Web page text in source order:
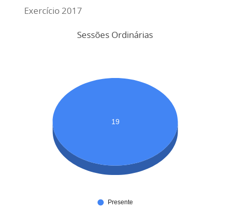
Exercício 2017
Sessões Ordinárias